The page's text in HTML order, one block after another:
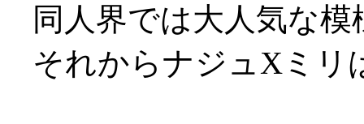
同人界では大人気な模
それからナジュXミリ